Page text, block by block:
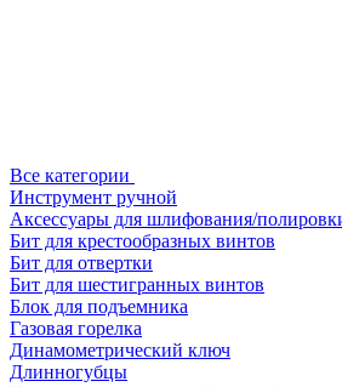
Все категории
Инструмент ручной
Аксессуары для шлифования/
Бит для крестообразных винтов
Бит для отвертки
Бит для шестигранных винтов
Блок для подъемника
Газовая горелка
Динамометрический ключ
Длинногубцы